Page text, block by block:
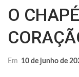
O
Em 10 de junho de